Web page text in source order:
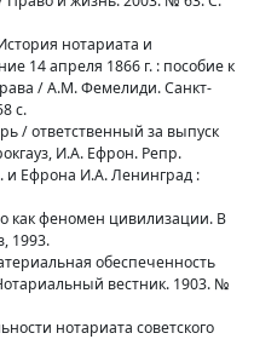
нотариата и
14 апреля 1866 г. : пособие к
/ А.М. Фемелиди. Санкт-
с.
/ ответственный за выпуск
И.А. Ефрон. Репр.
и Ефрона И.А. Ленинград :
как феномен цивилизации. В
1993.
обеспеченность
вестник. 1903. №
нотариата советского